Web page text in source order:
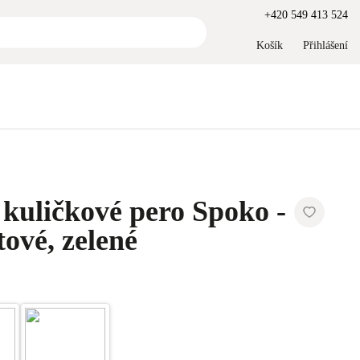
+420 549 413 524
Košík Přihlášení
pero Spoko -
zelené